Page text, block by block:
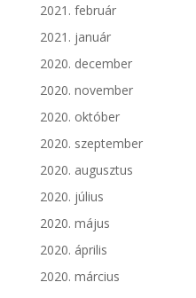
2021. február
2021. január
2020. december
2020. november
2020. október
2020. szeptember
2020. augusztus
2020. július
2020. május
2020. április
2020. március